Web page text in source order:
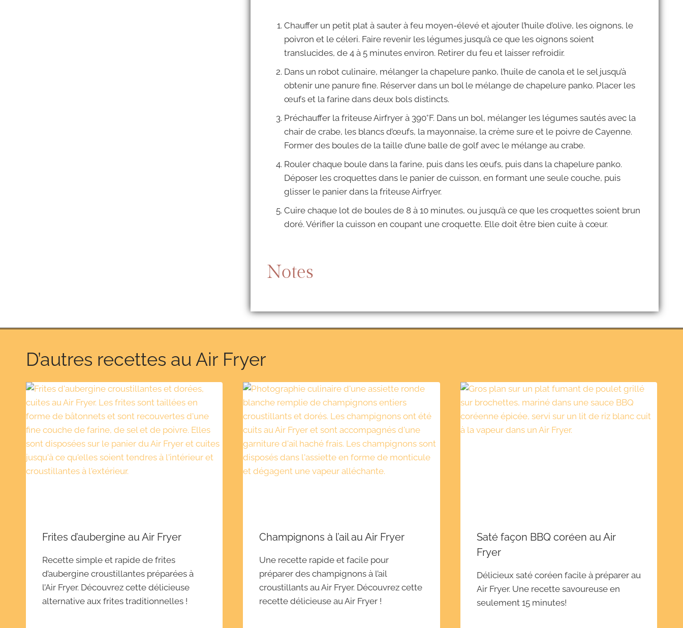
Chauffer un petit plat à sauter à feu moyen-élevé et ajouter l’huile d’olive, les oignons, le
poivron et le céleri. Faire revenir les légumes jusqu’à ce que les oignons soient
translucides, de 4 à 5 minutes environ. Retirer du feu et laisser refroidir.
Dans un robot culinaire, mélanger la chapelure panko, l’huile de canola et le sel jusqu’à
obtenir une panure fine. Réserver dans un bol le mélange de chapelure panko. Placer les
œufs et la farine dans deux bols distincts.
Préchauffer la friteuse Airfryer à 390°F. Dans un bol, mélanger les légumes sautés avec la
chair de crabe, les blancs d’œufs, la mayonnaise, la crème sure et le poivre de Cayenne.
Former des boules de la taille d’une balle de golf avec le mélange au crabe.
Rouler chaque boule dans la farine, puis dans les œufs, puis dans la chapelure panko.
Déposer les croquettes dans le panier de cuisson, en formant une seule couche, puis
glisser le panier dans la friteuse Airfryer.
Cuire chaque lot de boules de 8 à 10 minutes, ou jusqu’à ce que les croquettes soient brun
doré. Vérifier la cuisson en coupant une croquette. Elle doit être bien cuite à cœur.
Notes
D’autres recettes au Air Fryer
Frites d’aubergine au Air Fryer
Recette simple et rapide de frites
d’aubergine croustillantes préparées à
l’Air Fryer. Découvrez cette délicieuse
alternative aux frites traditionnelles !
Champignons à l’ail au Air Fryer
Une recette rapide et facile pour
préparer des champignons à l’ail
croustillants au Air Fryer. Découvrez cette
recette délicieuse au Air Fryer !
Saté façon BBQ coréen au Air
Fryer
Délicieux saté coréen facile à préparer au
Air Fryer. Une recette savoureuse en
seulement 15 minutes!